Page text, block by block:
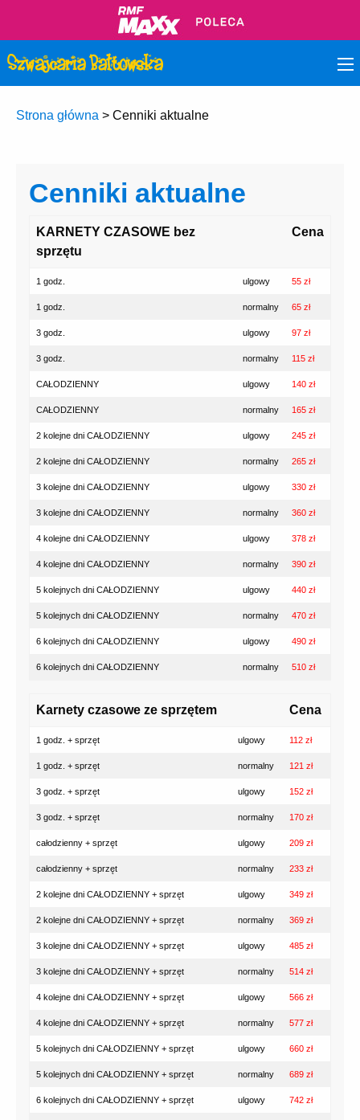
Strona główna > Cenniki aktualne
Cenniki aktualne
KARNETY CZASOWE bez
sprzętu
Cena
1 godz. ulgowy 55 zł
1 godz. normalny 65 zł
3 godz. ulgowy 97 zł
3 godz. normalny 115 zł
CAŁODZIENNY ulgowy 140 zł
CAŁODZIENNY normalny 165 zł
2 kolejne dni CAŁODZIENNY ulgowy 245 zł
2 kolejne dni CAŁODZIENNY normalny 265 zł
3 kolejne dni CAŁODZIENNY ulgowy 330 zł
3 kolejne dni CAŁODZIENNY normalny 360 zł
4 kolejne dni CAŁODZIENNY ulgowy 378 zł
4 kolejne dni CAŁODZIENNY normalny 390 zł
5 kolejnych dni CAŁODZIENNY ulgowy 440 zł
5 kolejnych dni CAŁODZIENNY normalny 470 zł
6 kolejnych dni CAŁODZIENNY ulgowy 490 zł
6 kolejnych dni CAŁODZIENNY normalny 510 zł
Karnety czasowe ze sprzętem Cena
1 godz. + sprzęt ulgowy 112 zł
1 godz. + sprzęt normalny 121 zł
3 godz. + sprzęt ulgowy 152 zł
3 godz. + sprzęt normalny 170 zł
całodzienny + sprzęt ulgowy 209 zł
całodzienny + sprzęt normalny 233 zł
2 kolejne dni CAŁODZIENNY + sprzęt ulgowy 349 zł
2 kolejne dni CAŁODZIENNY + sprzęt normalny 369 zł
3 kolejne dni CAŁODZIENNY + sprzęt ulgowy 485 zł
3 kolejne dni CAŁODZIENNY + sprzęt normalny 514 zł
4 kolejne dni CAŁODZIENNY + sprzęt ulgowy 566 zł
4 kolejne dni CAŁODZIENNY + sprzęt normalny 577 zł
5 kolejnych dni CAŁODZIENNY + sprzęt ulgowy 660 zł
5 kolejnych dni CAŁODZIENNY + sprzęt normalny 689 zł
6 kolejnych dni CAŁODZIENNY + sprzęt ulgowy 742 zł